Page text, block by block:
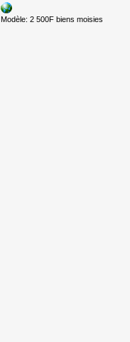
Modèle: 2 500F biens moisies